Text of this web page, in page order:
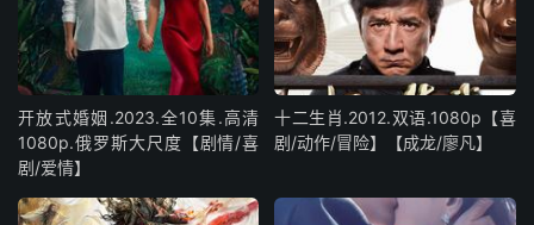
开放式婚姻.2023.全10集.高清
1080p.俄罗斯大尺度【剧情/喜
剧/爱情】
十二生肖.2012.双语.1080p【喜
剧/动作/冒险】【成龙/廖凡】